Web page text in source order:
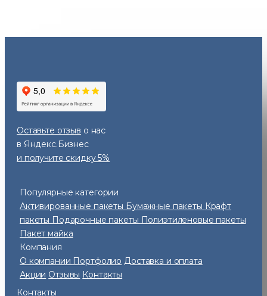
Оставьте отзыв о нас
в Яндекс.Бизнес
и получите скидку 5%
Популярные категории
Активированные пакеты Бумажные пакеты Крафт
пакеты Подарочные пакеты Полиэтиленовые пакеты
Пакет майка
Компания
О компании Портфолио Доставка и оплата
Акции Отзывы Контакты
Контакты